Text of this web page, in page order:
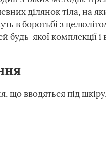
ділянок тіла, на
в боротьбі з
якої комплекції і
що вводяться під